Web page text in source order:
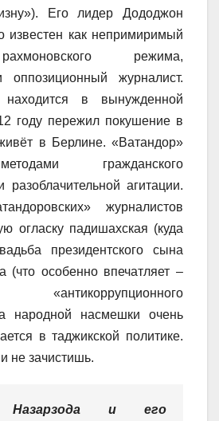
Его лидер Дододжон
известен как непримиримый
режима,
оппозиционный журналист.
в вынужденной
году пережил покушение в
в Берлине. «Ватандор»
гражданского
разоблачительной агитации.
журналистов
огласку падишахская (куда
президентского сына
(что особенно впечатляет –
«антикоррупционного
народной насмешки очень
в таджикской политике.
не зачистишь.
Назарзода и его